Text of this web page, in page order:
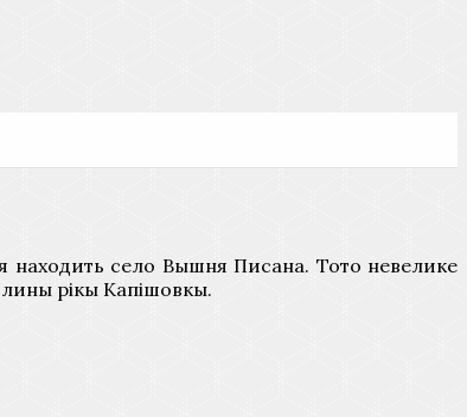
находить село Вышня Писана. Тото невелике
рікы Капішовкы.